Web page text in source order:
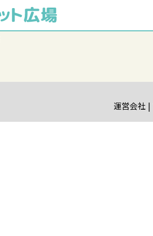
運営会社